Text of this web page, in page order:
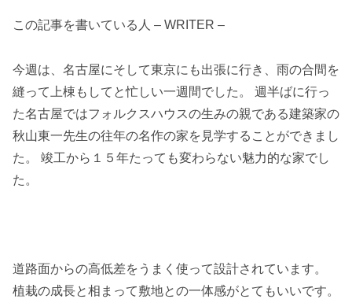
この記事を書いている人 – WRITER –
今週は、名古屋にそして東京にも出張に行き、雨の合間を
縫って上棟もしてと忙しい一週間でした。 週半ばに行っ
た名古屋ではフォルクスハウスの生みの親である建築家の
秋山東一先生の往年の名作の家を見学することができまし
た。 竣工から１５年たっても変わらない魅力的な家でし
た。
道路面からの高低差をうまく使って設計されています。
植栽の成長と相まって敷地との一体感がとてもいいです。